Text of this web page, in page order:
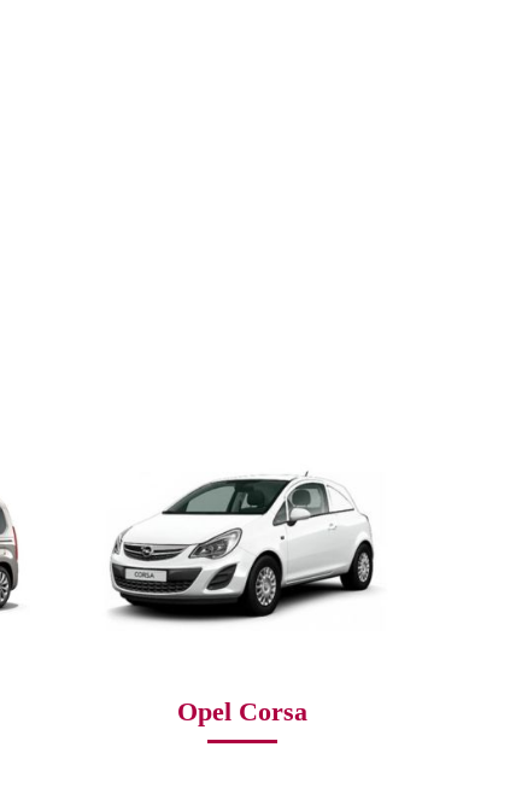
Opel Corsa